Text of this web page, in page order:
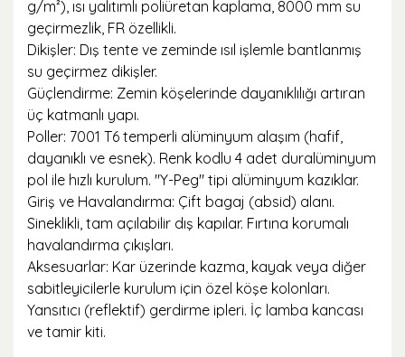
g/m²), ısı yalıtımlı poliüretan kaplama, 8000 mm su
geçirmezlik, FR özellikli.
Dikişler: Dış tente ve zeminde ısıl işlemle bantlanmış
su geçirmez dikişler.
Güçlendirme: Zemin köşelerinde dayanıklılığı artıran
üç katmanlı yapı.
Poller: 7001 T6 temperli alüminyum alaşım (hafif,
dayanıklı ve esnek). Renk kodlu 4 adet duralüminyum
pol ile hızlı kurulum. "Y-Peg" tipi alüminyum kazıklar.
Giriş ve Havalandırma: Çift bagaj (absid) alanı.
Sineklikli, tam açılabilir dış kapılar. Fırtına korumalı
havalandırma çıkışları.
Aksesuarlar: Kar üzerinde kazma, kayak veya diğer
sabitleyicilerle kurulum için özel köşe kolonları.
Yansıtıcı (reflektif) gerdirme ipleri. İç lamba kancası
ve tamir kiti.